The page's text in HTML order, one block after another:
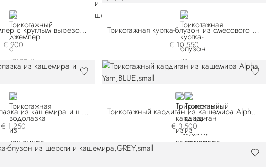
GREY
Трикотажный джемпер с круглым вырезом из кашемира и шелка
€ 900
BLACK
Трикотажная куртка-блузон из смесового кашемира и крокодиловой кожи выделки нубук
€ 10.550
GREY
Трикотажная водолазка из кашемира и шелка
€ 1.250
BLUEBEIGE
Трикотажный кардиган из кашемира Alpha Yarn
€ 3.500